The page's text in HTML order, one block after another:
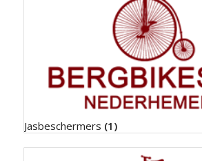
Jasbeschermers (1)